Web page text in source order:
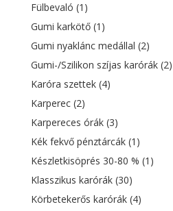
Fülbevaló (1)
Gumi karkötő (1)
Gumi nyaklánc medállal (2)
Gumi-/Szilikon szíjas karórák (2)
Karóra szettek (4)
Karperec (2)
Karpereces órák (3)
Kék fekvő pénztárcák (1)
Készletkisöprés 30-80 % (1)
Klasszikus karórák (30)
Körbetekerős karórák (4)